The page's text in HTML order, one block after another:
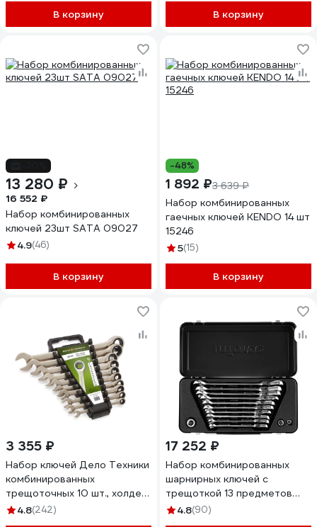
В корзину В корзину
13 280 ₽
16 552 ₽
Набор комбинированных
ключей 23шт SATA 09027
4.9(46)
В корзину
-48%
1 892 ₽3 639 ₽
Набор комбинированных
гаечных ключей KENDO 14 шт
15246
5(15)
В корзину
3 355 ₽
Набор ключей Дело Техники
комбинированных
трещоточных 10 шт., холдер
515100
4.8(242)
17 252 ₽
Набор комбинированных
шарнирных ключей с
трещоткой 13 предметов
Inforce, Сталь Cr-V, 10-19мм,
4.8(90)